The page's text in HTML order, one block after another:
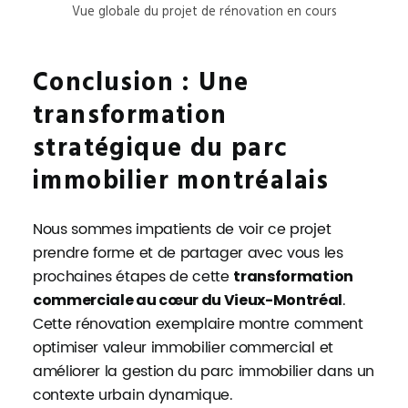
Vue globale du projet de rénovation en cours
Conclusion : Une
transformation
stratégique du parc
immobilier montréalais
Nous sommes impatients de voir ce projet
prendre forme et de partager avec vous les
prochaines étapes de cette transformation
commerciale au cœur du Vieux-Montréal.
Cette rénovation exemplaire montre comment
optimiser valeur immobilier commercial et
améliorer la gestion du parc immobilier dans un
contexte urbain dynamique.